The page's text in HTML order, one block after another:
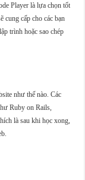
Player là lựa chọn tốt
cung cấp cho các bạn
trình hoặc sao chép
như thế nào. Các
Ruby on Rails,
là sau khi học xong,